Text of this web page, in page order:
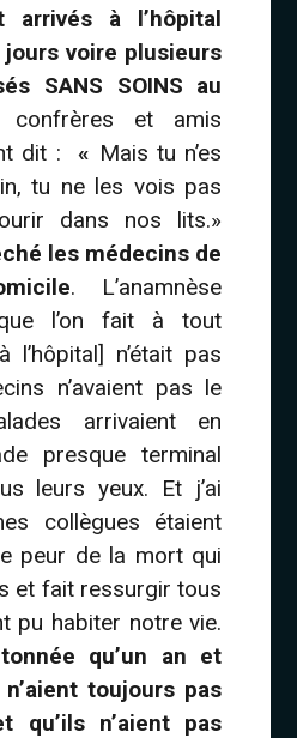
arrivés à l’hôpital
voire plusieurs
SANS SOINS au
et amis
dit :« Mais tu n’es
tu ne les vois pas
dans nos lits.»
les médecins de
. L’anamnèse
l’on fait à tout
l’hôpital] n’était pas
n’avaient pas le
arrivaient en
presque terminal
leurs yeux. Et j’ai
collègues étaient
peur de la mort qui
et fait ressurgir tous
pu habiter notre vie.
qu’un an et
toujours pas
qu’ils n’aient pas